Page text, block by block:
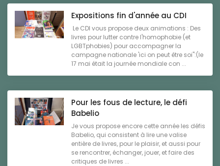
Expositions fin d'année au CDI
Le CDI vous propose deux animations : Des
livres pour lutter contre l'homophobie (et
LGBTphobies) pour accompagner la
campagne nationale 'ici on peut être soi":(le
17 mai était la journée mondiale con ...
Pour les fous de lecture, le défi
Babelio
Je vous propose encore cette année les défis
Babelio, qui consistent à lire une valise
entière de livres, pour le plaisir, et aussi pour
se rencontrer, échanger, jouer, et faire des
critiques de livres ...